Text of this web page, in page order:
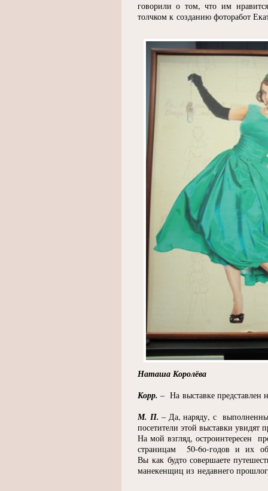
говорили о том, что им
толчком к созданию фоторабот
Наташа Королёва
Корр. – На выставке представлен
М. П. – Да, наряду, с
посетители этой выставки увидят
На мой взгляд, остроинтересен
страницам 50-6о-годов и их
Вы как будто совершаете
манекенщиц из недавнего